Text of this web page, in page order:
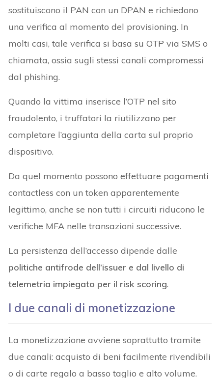
sostituiscono il PAN con un DPAN e richiedono
una verifica al momento del provisioning. In
molti casi, tale verifica si basa su OTP via SMS o
chiamata, ossia sugli stessi canali compromessi
dal phishing.
Quando la vittima inserisce l’OTP nel sito
fraudolento, i truffatori la riutilizzano per
completare l’aggiunta della carta sul proprio
dispositivo.
Da quel momento possono effettuare pagamenti
contactless con un token apparentemente
legittimo, anche se non tutti i circuiti riducono le
verifiche MFA nelle transazioni successive.
La persistenza dell’accesso dipende dalle
politiche antifrode dell’issuer e dal livello di
telemetria impiegato per il risk scoring.
I due canali di monetizzazione
La monetizzazione avviene soprattutto tramite
due canali: acquisto di beni facilmente rivendibili
o di carte regalo a basso taglio e alto volume.